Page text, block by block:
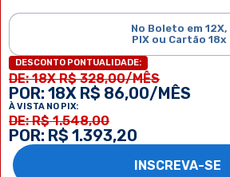
No Boleto em 12X,
PIX ou Cartão 18x
DESCONTO PONTUALIDADE:
DE: 18X R$ 328,00/MÊS
POR: 18X R$ 86,00/MÊS
À VISTA NO PIX:
DE: R$ 1.548,00
POR: R$ 1.393,20
INSCREVA-SE